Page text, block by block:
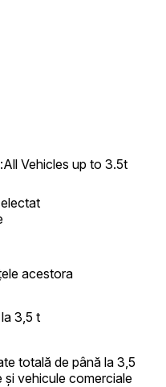
:All Vehicles up to 3.5t
acestora
3,5 t
totală de până la 3,5
vehicule comerciale